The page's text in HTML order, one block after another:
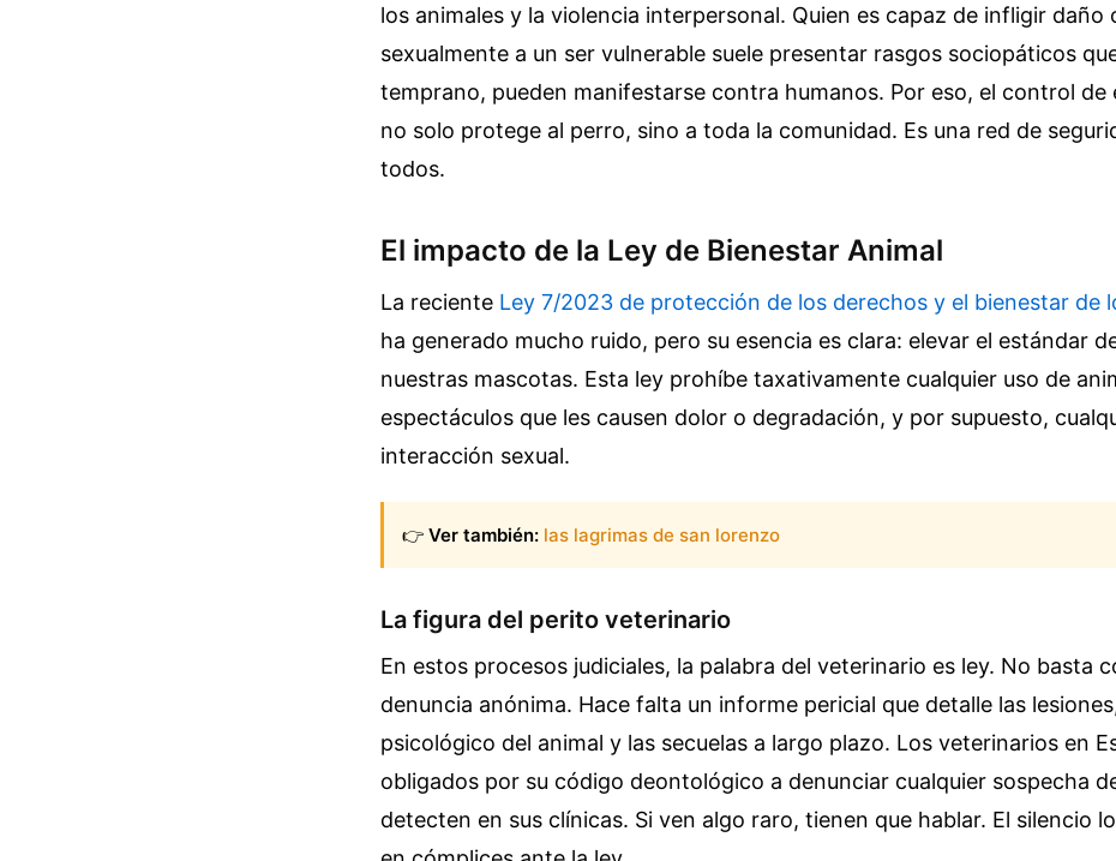
los animales y la violencia interpersonal. Quien es capaz de infligir daño
sexualmente a un ser vulnerable suele presentar rasgos sociopáticos
temprano, pueden manifestarse contra humanos. Por eso, el control de
no solo protege al perro, sino a toda la comunidad. Es una red de
todos.
El impacto de la Ley de Bienestar Animal
La reciente Ley 7/2023 de protección de los derechos y el bienestar de
ha generado mucho ruido, pero su esencia es clara: elevar el estándar
nuestras mascotas. Esta ley prohíbe taxativamente cualquier uso de
espectáculos que les causen dolor o degradación, y por supuesto,
interacción sexual.
👉 Ver también: las lagrimas de san lorenzo
La figura del perito veterinario
En estos procesos judiciales, la palabra del veterinario es ley. No basta
denuncia anónima. Hace falta un informe pericial que detalle las
psicológico del animal y las secuelas a largo plazo. Los veterinarios en
obligados por su código deontológico a denunciar cualquier sospecha
detecten en sus clínicas. Si ven algo raro, tienen que hablar. El silencio